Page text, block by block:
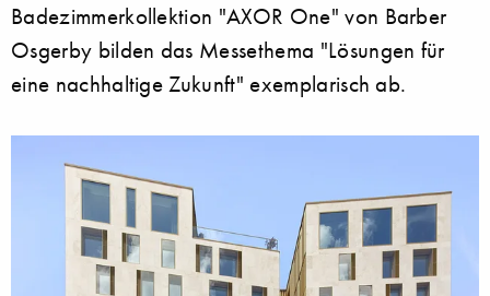
Badezimmerkollektion "AXOR One" von Barber
Osgerby bilden das Messethema "Lösungen für
eine nachhaltige Zukunft" exemplarisch ab.